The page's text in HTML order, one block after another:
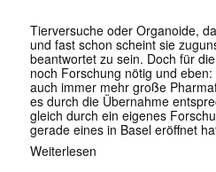
Tierversuche oder Organoide,
und fast schon scheint sie
beantwortet zu sein. Doch für
noch Forschung nötig und
auch immer mehr große
es durch die Übernahme
gleich durch ein eigenes
gerade eines in Basel eröffnet
Weiterlesen